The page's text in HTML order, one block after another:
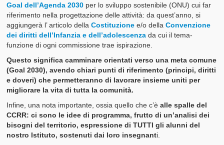
Goal dell’Agenda 2030 per lo sviluppo sostenibile (ONU) cui far
riferimento nella progettazione delle attività: da quest’anno, si
aggiungerà l’ articolo dellaCostituzione e/o dellaConvenzione
dei diritti dell’Infanzia e dell’adolescenza da cui il tema-
funzione di ogni commissione trae ispirazione.
Questo significa camminare orientati verso una meta comune
(Goal 2030), avendo chiari punti di riferimento (principi, diritti
e doveri) che permetteranno di lavorare insieme uniti per
migliorare la vita di tutta la comunità.
Infine, una nota importante, ossia quello che c’èalle spalle del
CCRR: ci sono le idee di programma, frutto di un’analisi dei
bisogni del territorio, espressione di TUTTI gli alunni del
nostro Istituto, sostenuti dai loro insegnanti.